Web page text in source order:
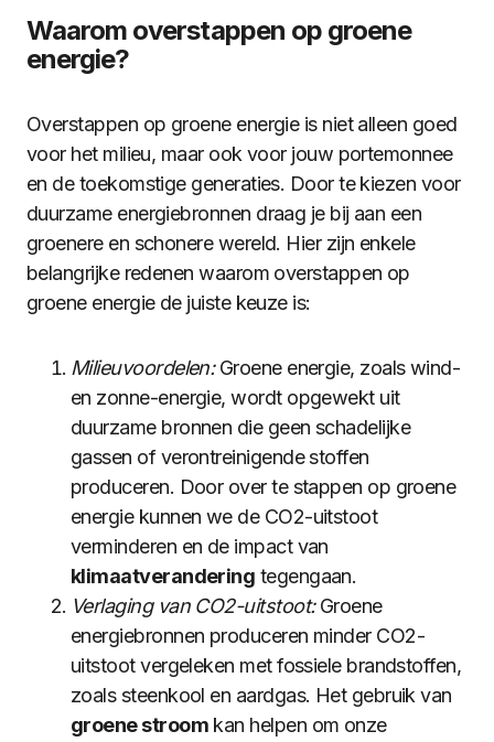
Waarom overstappen op groene
energie?
Overstappen op groene energie is niet alleen goed
voor het milieu, maar ook voor jouw portemonnee
en de toekomstige generaties. Door te kiezen voor
duurzame energiebronnen draag je bij aan een
groenere en schonere wereld. Hier zijn enkele
belangrijke redenen waarom overstappen op
groene energie de juiste keuze is:
Milieuvoordelen:Groene energie, zoals wind-
en zonne-energie, wordt opgewekt uit
duurzame bronnen die geen schadelijke
gassen of verontreinigende stoffen
produceren. Door over te stappen op groene
energie kunnen we de CO2-uitstoot
verminderen en de impact van
klimaatverandering tegengaan.
Verlaging van CO2-uitstoot:Groene
energiebronnen produceren minder CO2-
uitstoot vergeleken met fossiele brandstoffen,
zoals steenkool en aardgas. Het gebruik van
groene stroomkan helpen om onze